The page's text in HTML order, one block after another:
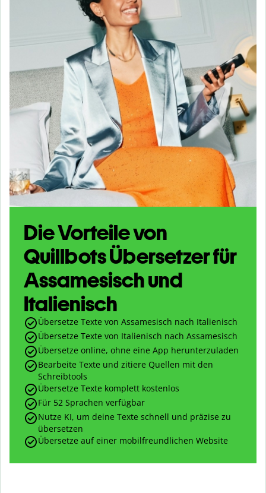
Die Vorteile von
Quillbots Übersetzer für
Assamesisch und
Italienisch
Übersetze Texte von Assamesisch nach Italienisch
Übersetze Texte von Italienisch nach Assamesisch
Übersetze online, ohne eine App herunterzuladen
Bearbeite Texte und zitiere Quellen mit den
Schreibtools
Übersetze Texte komplett kostenlos
Für 52 Sprachen verfügbar
Nutze KI, um deine Texte schnell und präzise zu
übersetzen
Übersetze auf einer mobilfreundlichen Website